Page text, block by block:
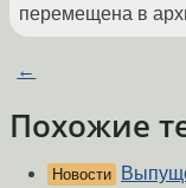
перемещена в
←
Похожие
Новости